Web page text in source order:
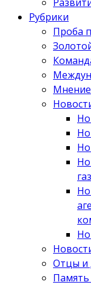
Рубрики
Проба
Мнение
Отцы и
Память